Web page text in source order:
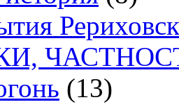
(13)